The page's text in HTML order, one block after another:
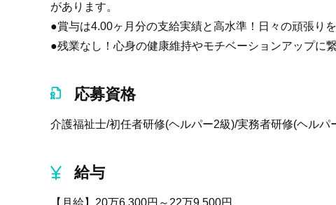
があります。
●賞与は4.00ヶ月分の支給実績と高水準！日々の頑張り
●残業なし！心身の健康維持やモチベーションアップに
応募資格
介護福祉士/初任者研修(ヘルパー2級)/実務者研修(ヘル
給与
【月給】20万6,300円～22万9,500円